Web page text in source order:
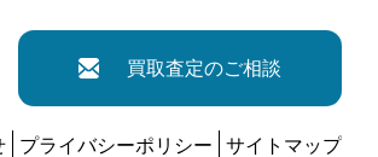
買取査定のご相談
プライバシーポリシー サイトマップ